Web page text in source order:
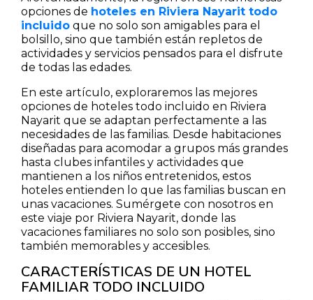
opciones de hoteles en Riviera Nayarit todo
incluido que no solo son amigables para el
bolsillo, sino que también están repletos de
actividades y servicios pensados para el disfrute
de todas las edades.
En este artículo, exploraremos las mejores
opciones de hoteles todo incluido en Riviera
Nayarit que se adaptan perfectamente a las
necesidades de las familias. Desde habitaciones
diseñadas para acomodar a grupos más grandes
hasta clubes infantiles y actividades que
mantienen a los niños entretenidos, estos
hoteles entienden lo que las familias buscan en
unas vacaciones. Sumérgete con nosotros en
este viaje por Riviera Nayarit, donde las
vacaciones familiares no solo son posibles, sino
también memorables y accesibles.
CARACTERÍSTICAS DE UN HOTEL
FAMILIAR TODO INCLUIDO